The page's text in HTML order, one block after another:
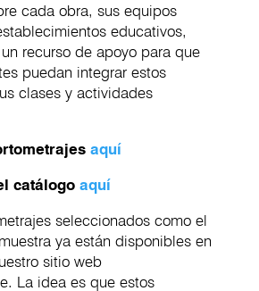
cada obra, sus equipos
educativos,
recurso de apoyo para que
puedan integrar estos
clases y actividades
aquí
catálogo aquí
seleccionados como el
ya están disponibles en
sitio web
La idea es que estos